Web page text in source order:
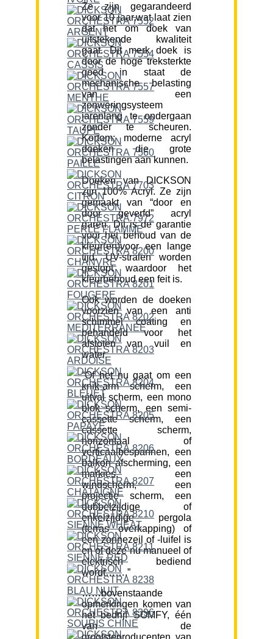
Ze zijn gegarandeerd
voor 10 jaar,wat laat zien
dat het om doek van
uitstekende kwaliteit
gaat. Dit merk doek is
door de hoge treksterkte
goed in staat de
mechanische belasting
van een
zonweringsysteem
jarenlang te ondergaan
zonder te scheuren.
Kortom; moderne acryl
doeken die grote
belastingen aan kunnen.
Doeken van DICKSON
zijn 100% Acryl. Ze zijn
gemaakt van “door en
door geverfd” acryl
garen. Dit is de garantie
voor het behoud van de
kleur(en)voor een lange
tijd. UV-stralen worden
gestopt waardoor het
kleurbehoud een feit is.
Ook worden de doeken
voorzien van een anti
schimmel coating en
behandeld voor het
afstoten van vuil en
water.
“Of het nu gaat om een
knik-arm scherm, een
uitval scherm, een mono
blok scherm, een semi-
cassette scherm, een
cassette scherm,
horizontaal of
verticaalbespannen, een
balkon afscherming, een
markies, een
windscherm, een
projectie scherm, een
dubbelzijdige of
enkelzijdige pergola
(terras overkapping) of
een zonnezeil of -luifel is
en of deze nu manueel of
elektrisch bediend
wordt…….”
……bovenstaande
opmerkingen komen van
het bedrijf SOMFY, één
van de
grootsteproducenten van